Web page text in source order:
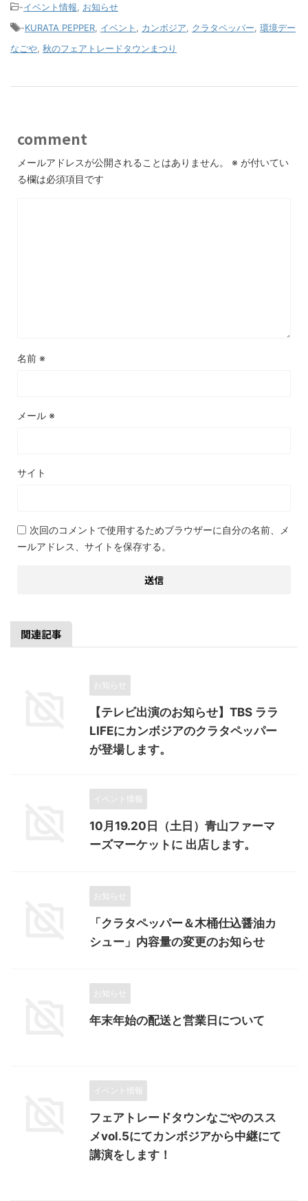
-イベント情報
お知らせ
-KURATA PEPPER イベント カンボジア クラタペッパー 環境デー
なごや 秋のフェアトレードタウンまつり
comment
メールアドレスが公開されることはありません。 ※ が付いてい
る欄は必須項目です
名前 ※
メール ※
サイト
次回のコメントで使用するためブラウザーに自分の名前、メ
ールアドレス、サイトを保存する。
関連記事
お知らせ
【テレビ出演のお知らせ】TBS ララ
LIFEにカンボジアのクラタペッパー
が登場します。
イベント情報
10月19.20日（土日）青山ファーマ
ーズマーケットに 出店します。
お知らせ
「クラタペッパー＆木桶仕込醤油カ
シュー」内容量の変更のお知らせ
お知らせ
年末年始の配送と営業日について
イベント情報
フェアトレードタウンなごやのスス
メvol.5にてカンボジアから中継にて
講演をします！